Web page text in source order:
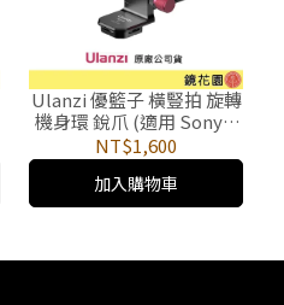
Ulanzi 優籃子 橫豎拍 旋轉
機身環 銳爪 (適用 Sony α
系列) C037CNB1 S-63
NT$1,600
加入購物車